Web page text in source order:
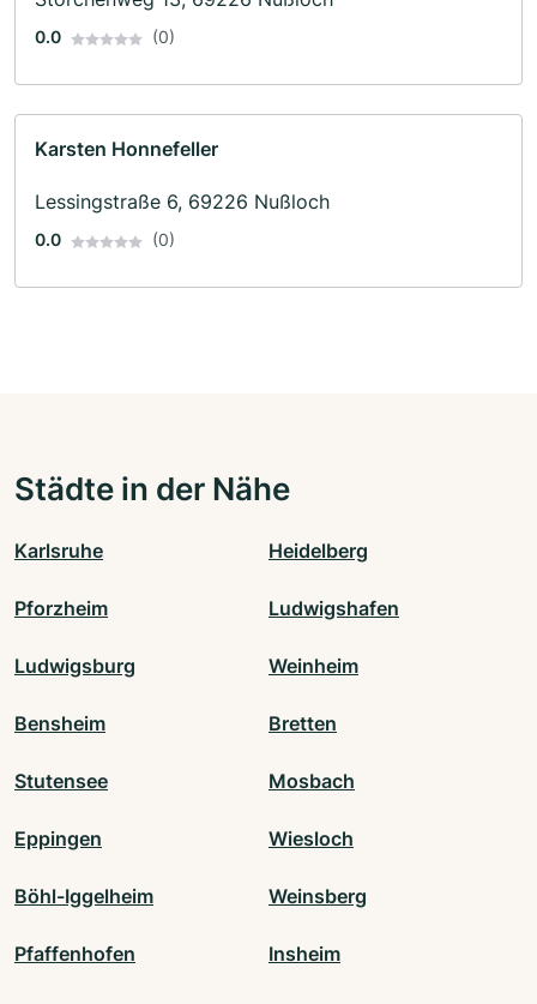
0.0 (0)
Karsten Honnefeller
Lessingstraße 6, 69226 Nußloch
0.0 (0)
Städte in der Nähe
Karlsruhe Heidelberg
Pforzheim Ludwigshafen
Ludwigsburg Weinheim
Bensheim Bretten
Stutensee Mosbach
Eppingen Wiesloch
Böhl-Iggelheim Weinsberg
Pfaffenhofen Insheim